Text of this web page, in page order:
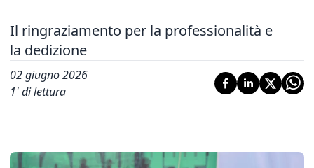
Il ringraziamento per la professionalità e
la dedizione
02 giugno 2026
1' di lettura